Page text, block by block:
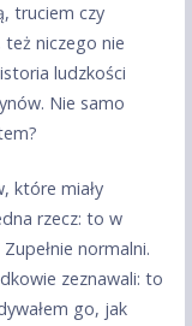
truciem czy
niczego nie
ludzkości
Nie samo
które miały
rzecz: to w
normalni.
zeznawali: to
go, jak